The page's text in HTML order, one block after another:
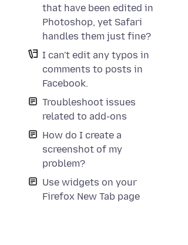
that have been edited in
Photoshop, yet Safari
handles them just fine?
I can't edit any typos in
comments to posts in
Facebook.
Troubleshoot issues
related to add-ons
How do I create a
screenshot of my
problem?
Use widgets on your
Firefox New Tab page